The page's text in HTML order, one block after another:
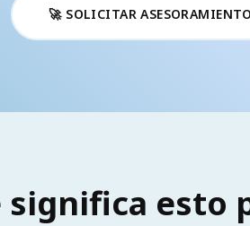
🚀 SOLICITAR
significa esto